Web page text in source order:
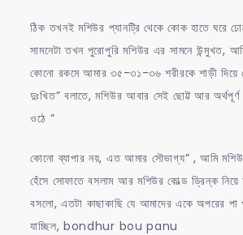
ঠিক তখনই মশিউর প্যানট্রি থেকে কোক হাতে ঘরে
সামনেটা তখন পুরোপুরি মশিউর এর সামনে উন্মুখত,
কোনো রকমে আমার ৩৫-৩১-৩৬ শরীরকে শাড়ী দিয়ে
দুঃখিত” বলাতে, মশিউর আবার সেই ছোট্ট আর অর্থপূর্ণ
ওঠে ”
কোনো ব্যাপার নয়, এত আমার সৌভাগ্য” , আমি
হেঁসে সোফাতে বসলাম আর মশিউর কোল্ড ড্রিন্ক নিয়ে
বসলো, এতটা কাছাকাছি যে আমাদের একে অপরের পা
যাচ্ছিল, bondhur bou panu